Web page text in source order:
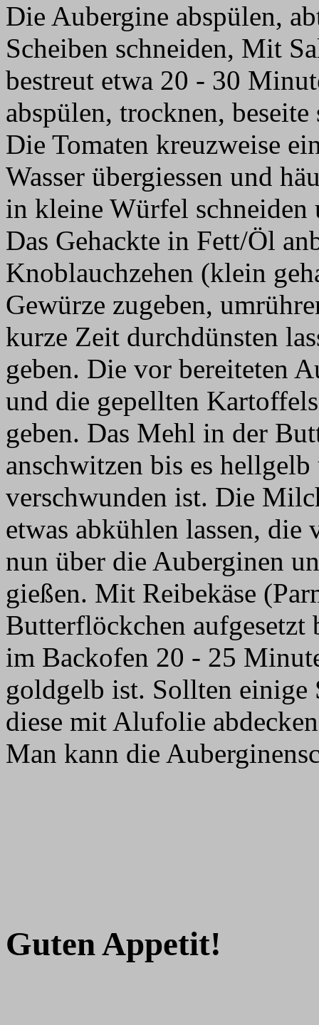
Die Aubergine abspülen,
Scheiben schneiden, Mit
bestreut etwa 20 - 30
abspülen, trocknen, beseite
Die Tomaten kreuzweise
Wasser übergiessen und
in kleine Würfel schneiden
Das Gehackte in Fett/Öl
Knoblauchzehen (klein
Gewürze zugeben,
kurze Zeit durchdünsten
geben. Die vor bereiteten
und die gepellten
geben. Das Mehl in der
anschwitzen bis es
verschwunden ist. Die
etwas abkühlen lassen, die
nun über die Auberginen
gießen. Mit Reibekäse
Butterflöckchen aufgesetzt
im Backofen 20 - 25
goldgelb ist. Sollten einige
diese mit Alufolie
Man kann die
Guten Appetit!